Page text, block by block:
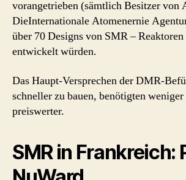
vorangetrieben (sämtlich Besitzer von
DieInternationale Atomenernie
über 70 Designs von SMR –
entwickelt würden.
Das Haupt-Versprechen der DMR-
schneller zu bauen, benötigten
preiswerter.
SMR in Frankreich: